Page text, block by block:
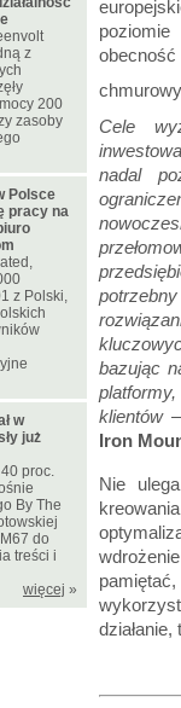
Cele
nadal
bazując
klientów
Iron
Nie
z
200
zasoby
Polsce
pracy na
z Polski,
w
już
proc.
By The
do
treści i
więcej »